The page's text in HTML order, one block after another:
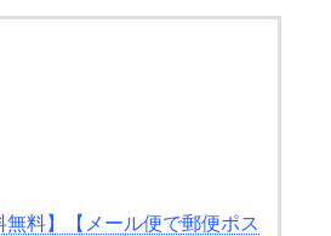
無料】【メール便で郵便ポス